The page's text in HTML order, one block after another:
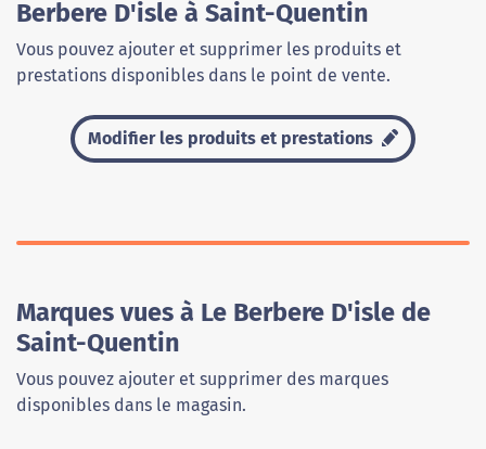
Berbere D'isle à Saint-Quentin
Vous pouvez ajouter et supprimer les produits et
prestations disponibles dans le point de vente.
Modifier les produits et prestations
Marques vues à Le Berbere D'isle de
Saint-Quentin
Vous pouvez ajouter et supprimer des marques
disponibles dans le magasin.